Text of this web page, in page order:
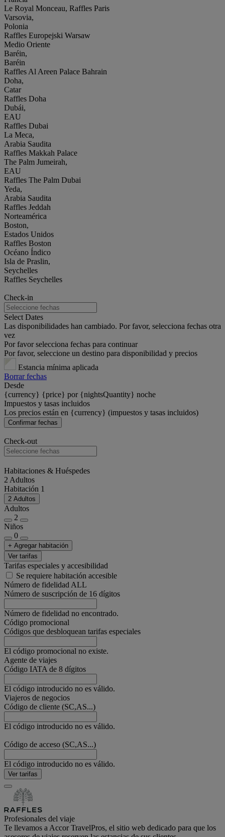
Le Royal Monceau, Raffles Paris
Varsovia,
Polonia
Raffles Europejski Warsaw
Medio Oriente
Baréin,
Baréin
Raffles Al Areen Palace Bahrain
Doha,
Catar
Raffles Doha
Dubái,
EAU
Raffles Dubai
La Meca,
Arabia Saudita
Raffles Makkah Palace
The Palm Jumeirah,
EAU
Raffles The Palm Dubai
Yeda,
Arabia Saudita
Raffles Jeddah
Norteamérica
Boston,
Estados Unidos
Raffles Boston
Océano Índico
Isla de Praslin,
Seychelles
Raffles Seychelles
Check-in
Select Dates
Las disponibilidades han cambiado. Por favor, selecciona fechas otra
vez
Por favor selecciona fechas para continuar
Por favor, seleccione un destino para disponibilidad y precios
Estancia mínima aplicada
Borrar fechas
Desde
{currency} {price} por {nightsQuantity} noche
Impuestos y tasas incluidos
Los precios están en {currency} (impuestos y tasas incluidos)
Confirmar fechas
Check-out
Habitaciones & Huéspedes
2 Adultos
Habitación 1
2 Adultos
Adultos
2
Niños
0
+ Agregar habitación
Ver tarifas
Tarifas especiales y accesibilidad
Se requiere habitación accesible
Número de fidelidad ALL
Número de suscripción de 16 dígitos
Número de fidelidad no encontrado.
Código promocional
Códigos que desbloquean tarifas especiales
El código promocional no existe.
Agente de viajes
Código IATA de 8 dígitos
El código introducido no es válido.
Viajeros de negocios
Código de cliente (SC,AS...)
El código introducido no es válido.
Código de acceso (SC,AS...)
El código introducido no es válido.
Ver tarifas
Profesionales del viaje
Te llevamos a Accor TravelPros, el sitio web dedicado para que los